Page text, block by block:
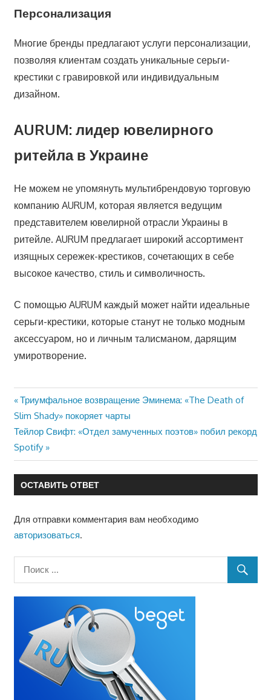
Персонализация
Многие бренды предлагают услуги персонализации,
позволяя клиентам создать уникальные серьги-
крестики с гравировкой или индивидуальным
дизайном.
AURUM: лидер ювелирного
ритейла в Украине
Не можем не упомянуть мультибрендовую торговую
компанию AURUM, которая является ведущим
представителем ювелирной отрасли Украины в
ритейле. AURUM предлагает широкий ассортимент
изящных сережек-крестиков, сочетающих в себе
высокое качество, стиль и символичность.
С помощью AURUM каждый может найти идеальные
серьги-крестики, которые станут не только модным
аксессуаром, но и личным талисманом, дарящим
умиротворение.
Навигация
по
записям
Предыдущая
запись:
Триумфальное возвращение Эминема: «The Death of
Slim Shady» покоряет чарты
Следующая
запись:
Тейлор Свифт: «Отдел замученных поэтов» побил рекорд
Spotify
ОСТАВИТЬ ОТВЕТ
Для отправки комментария вам необходимо
авторизоваться.